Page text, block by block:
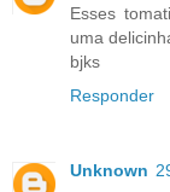
Esses
uma
bjks
Responder
Unknown